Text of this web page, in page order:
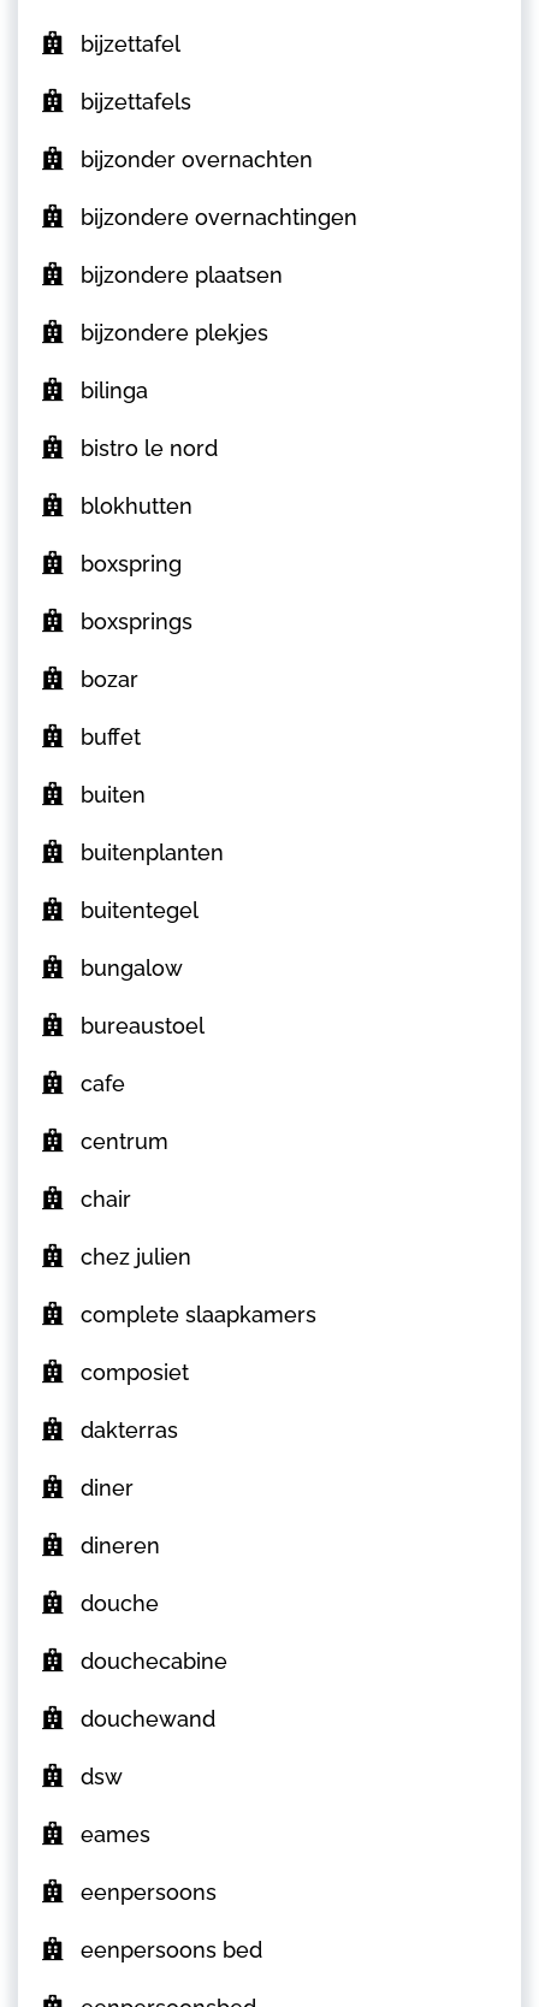
bijzettafel
bijzettafels
bijzonder overnachten
bijzondere overnachtingen
bijzondere plaatsen
bijzondere plekjes
bilinga
bistro le nord
blokhutten
boxspring
boxsprings
bozar
buffet
buiten
buitenplanten
buitentegel
bungalow
bureaustoel
cafe
centrum
chair
chez julien
complete slaapkamers
composiet
dakterras
diner
dineren
douche
douchecabine
douchewand
dsw
eames
eenpersoons
eenpersoons bed